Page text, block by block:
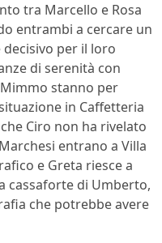
tra Marcello e Rosa
entrambi a cercare un
per il loro
di serenità con
stanno per
in Caffetteria
Ciro non ha rivelato
entrano a Villa
e Greta riesce a
cassaforte di Umberto,
che potrebbe avere